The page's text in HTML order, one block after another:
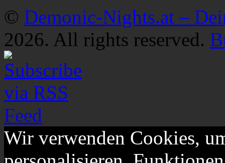
© Demonic-Nights.at –
2026. All rights reserved.
Wir verwenden Cookies,